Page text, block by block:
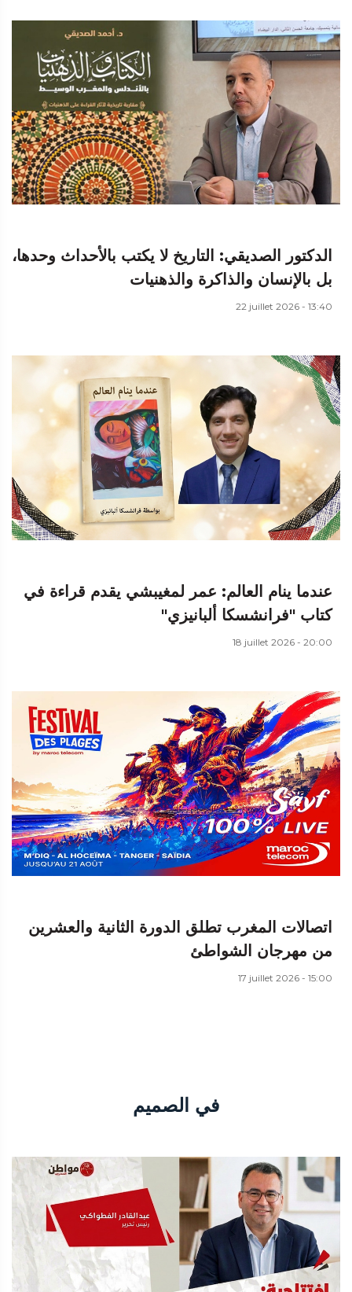
الدكتور الصديقي: التاريخ لا يكتب بالأحداث وحدها،
بل بالإنسان والذاكرة والذهنيات
22 juillet 2026 - 13:40
عندما ينام العالم: عمر لمغيبشي يقدم قراءة في
كتاب "فرانشسكا ألبانيزي"
18 juillet 2026 - 20:00
اتصالات المغرب تطلق الدورة الثانية والعشرين
من مهرجان الشواطئ
17 juillet 2026 - 15:00
في الصميم